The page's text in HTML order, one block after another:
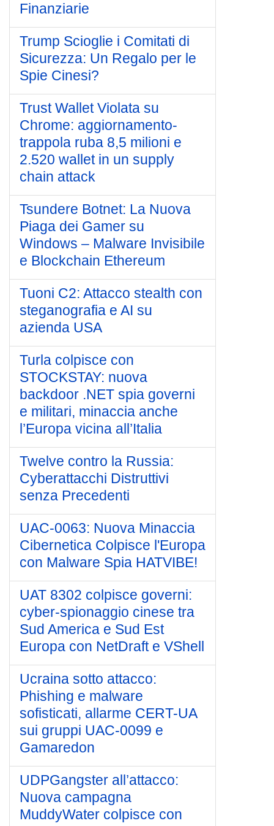
Finanziarie
Trump Scioglie i Comitati di
Sicurezza: Un Regalo per le
Spie Cinesi?
Trust Wallet Violata su
Chrome: aggiornamento-
trappola ruba 8,5 milioni e
2.520 wallet in un supply
chain attack
Tsundere Botnet: La Nuova
Piaga dei Gamer su
Windows – Malware Invisibile
e Blockchain Ethereum
Tuoni C2: Attacco stealth con
steganografia e AI su
azienda USA
Turla colpisce con
STOCKSTAY: nuova
backdoor .NET spia governi
e militari, minaccia anche
l’Europa vicina all’Italia
Twelve contro la Russia:
Cyberattacchi Distruttivi
senza Precedenti
UAC-0063: Nuova Minaccia
Cibernetica Colpisce l'Europa
con Malware Spia HATVIBE!
UAT 8302 colpisce governi:
cyber-spionaggio cinese tra
Sud America e Sud Est
Europa con NetDraft e VShell
Ucraina sotto attacco:
Phishing e malware
sofisticati, allarme CERT-UA
sui gruppi UAC-0099 e
Gamaredon
UDPGangster all’attacco:
Nuova campagna
MuddyWater colpisce con